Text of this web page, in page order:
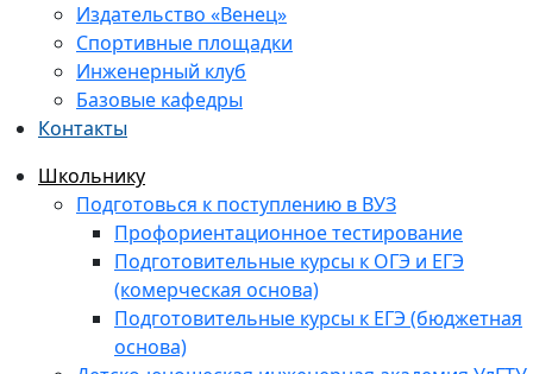
Издательство «Венец»
Спортивные площадки
Инженерный клуб
Базовые кафедры
Контакты
Школьнику
Подготовься к поступлению в ВУЗ
Профориентационное тестирование
Подготовительные курсы к ОГЭ и ЕГЭ
(комерческая основа)
Подготовительные курсы к ЕГЭ (бюджетная
основа)